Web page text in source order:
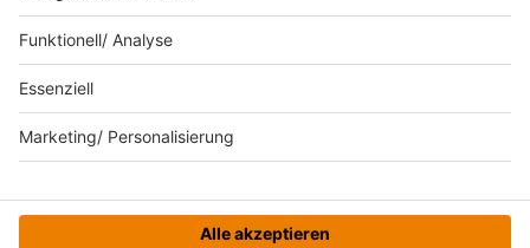
© bigFM - Eine Marke der Audiotainment Südwest GmbH &
Co. KG